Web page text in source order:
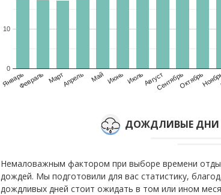
ЯнварьФевраль МартАпрель Май Июнь ИюльАвгустСентябрьОктябрь
0
10
ДОЖДЛИВЫЕ ДНИ
Немаловажным фактором при выборе времени
дождей. Мы подготовили для вас статистику,
дождливых дней стоит ожидать в том или ином